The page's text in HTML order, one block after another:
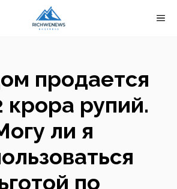
продается
крора рупий.
ли я
по